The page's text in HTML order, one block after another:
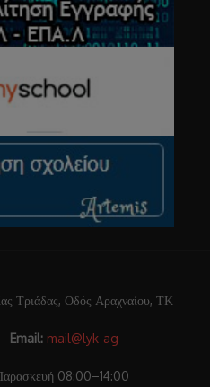
Τριάδας, Οδός Αραχναίου, ΤΚ
Email: mail@lyk-ag-
08:00–14:00